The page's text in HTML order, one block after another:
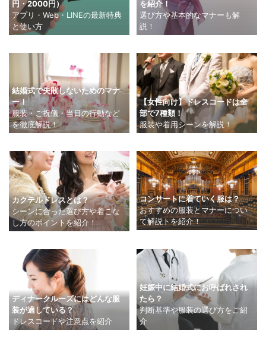
円・2000円）
アプリ・Web・LINEの最新特典
と使い方
を紹介！
選び方や基本的なマナーも解
説！
結婚式で失敗しないためのマナ
ー！
服装・ご祝儀・当日の行動など
を徹底解説！
【女性向け】ドレスコードは全
部で7種類！
服装や着用シーンを解説！
カクテルドレスとは？
シーンに合った選び方や着こな
し方のポイントを紹介！
コンサートに着ていく服は？
おすすめの服装とマナーについ
て解説トを紹介！
ディナークルーズにはどんな服
装が適している？
ドレスコードや注意点を紹介
妊娠中に結婚式にお呼ばれされ
たら？
判断基準や服装の選び方をご紹
介